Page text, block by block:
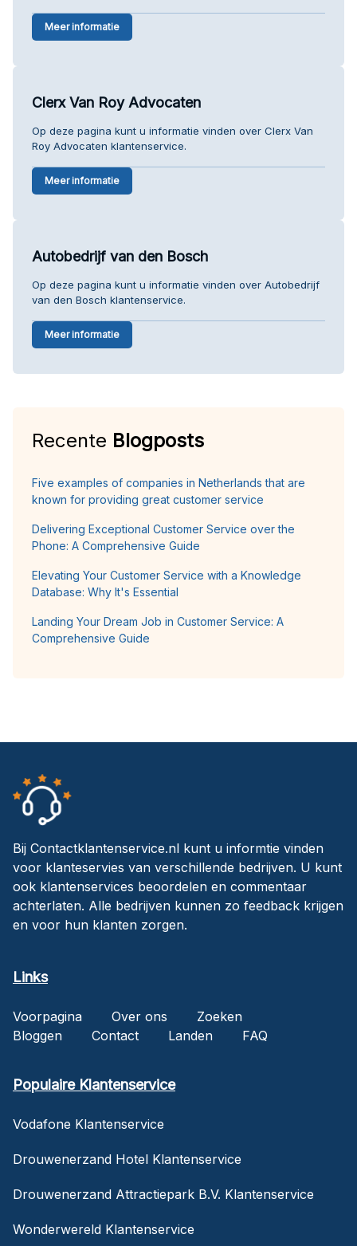
Meer informatie
Clerx Van Roy Advocaten
Op deze pagina kunt u informatie vinden over Clerx Van
Roy Advocaten klantenservice.
Meer informatie
Autobedrijf van den Bosch
Op deze pagina kunt u informatie vinden over Autobedrijf
van den Bosch klantenservice.
Meer informatie
Recente Blogposts
Five examples of companies in Netherlands that are
known for providing great customer service
Delivering Exceptional Customer Service over the
Phone: A Comprehensive Guide
Elevating Your Customer Service with a Knowledge
Database: Why It's Essential
Landing Your Dream Job in Customer Service: A
Comprehensive Guide
Bij Contactklantenservice.nl kunt u informtie vinden
voor klanteservies van verschillende bedrijven. U kunt
ook klantenservices beoordelen en commentaar
achterlaten. Alle bedrijven kunnen zo feedback krijgen
en voor hun klanten zorgen.
Links
Voorpagina Over ons
Zoeken
Bloggen
Contact Landen FAQ
Populaire Klantenservice
Vodafone Klantenservice
Drouwenerzand Hotel Klantenservice
Drouwenerzand Attractiepark B.V. Klantenservice
Wonderwereld Klantenservice